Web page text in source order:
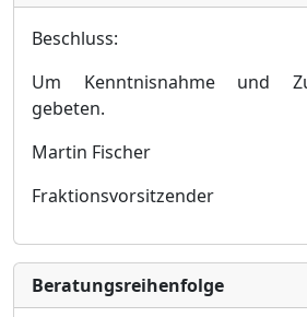
Beschluss:
Um Kenntnisnahme und
gebeten.
Martin Fischer
Fraktionsvorsitzender
Bera­tungs­reihen­folge